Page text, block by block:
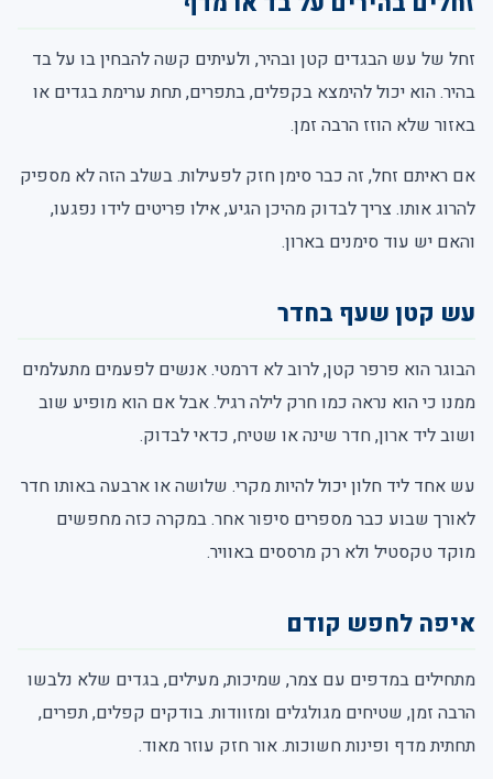
זחל של עש הבגדים קטן ובהיר, ולעיתים קשה להבחין בו על בד
בהיר. הוא יכול להימצא בקפלים, בתפרים, תחת ערימת בגדים או
באזור שלא הוזז הרבה זמן.
אם ראיתם זחל, זה כבר סימן חזק לפעילות. בשלב הזה לא מספיק
להרוג אותו. צריך לבדוק מהיכן הגיע, אילו פריטים לידו נפגעו,
והאם יש עוד סימנים בארון.
עש קטן שעף בחדר
הבוגר הוא פרפר קטן, לרוב לא דרמטי. אנשים לפעמים מתעלמים
ממנו כי הוא נראה כמו חרק לילה רגיל. אבל אם הוא מופיע שוב
ושוב ליד ארון, חדר שינה או שטיח, כדאי לבדוק.
עש אחד ליד חלון יכול להיות מקרי. שלושה או ארבעה באותו חדר
לאורך שבוע כבר מספרים סיפור אחר. במקרה כזה מחפשים
מוקד טקסטיל ולא רק מרססים באוויר.
איפה לחפש קודם
מתחילים במדפים עם צמר, שמיכות, מעילים, בגדים שלא נלבשו
הרבה זמן, שטיחים מגולגלים ומזוודות. בודקים קפלים, תפרים,
תחתית מדף ופינות חשוכות. אור חזק עוזר מאוד.